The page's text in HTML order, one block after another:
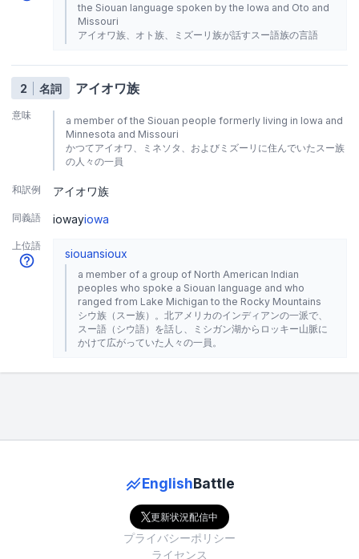
the Siouan language spoken by the Iowa and Oto and
Missouri
アイオワ族、オト族、ミズーリ族が話すスー語族の言語
2 名詞 アイオワ族
意味
a member of the Siouan people formerly living in Iowa and
Minnesota and Missouri
かつてアイオワ、ミネソタ、およびミズーリに住んでいたスー族
の人々の一員
和訳例 アイオワ族
同義語 iowayiowa
上位語
siouansioux
a member of a group of North American Indian
peoples who spoke a Siouan language and who
ranged from Lake Michigan to the Rocky Mountains
シウ族（スー族）。北アメリカのインディアンの一派で、
スー語（シウ語）を話し、ミシガン湖からロッキー山脈に
かけて広がっていた人々の一員。
EnglishBattle
更新状況配信中
プライバシーポリシー
ライセンス